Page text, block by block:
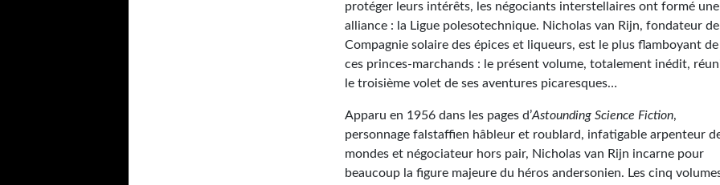
protéger leurs intérêts, les négociants interstellaires ont formé une
alliance : la Ligue polesotechnique. Nicholas van Rijn, fondateur
Compagnie solaire des épices et liqueurs, est le plus flamboyant de
ces princes-marchands : le présent volume, totalement inédit,
le troisième volet de ses aventures picaresques…
Apparu en 1956 dans les pages d’Astounding Science Fiction,
personnage falstaffien hâbleur et roublard, infatigable arpenteur
mondes et négociateur hors pair, Nicholas van Rijn incarne pour
beaucoup la figure majeure du héros andersonien. Les cinq